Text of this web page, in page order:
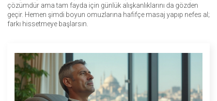
çözümdür ama tam fayda için günlük alışkanlıklarını da gözden
geçir. Hemen şimdi boyun omuzlarına hafifçe masaj yapıp nefes al;
farkı hissetmeye başlarsın.